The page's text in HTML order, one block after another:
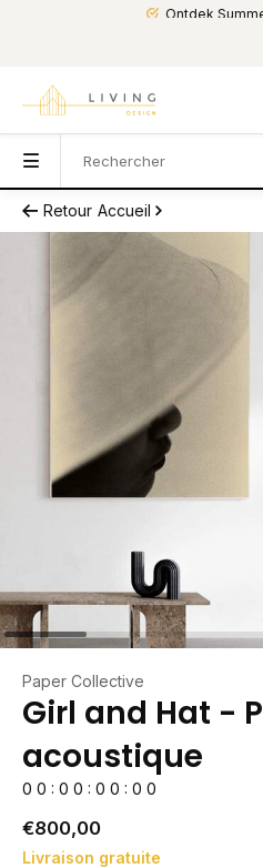
Ontdek
Retour Accueil
Paper Collective
Girl and Hat -
acoustique
0 0 : 0 0 : 0 0 : 0 0
€800,00
Livraison gratuite